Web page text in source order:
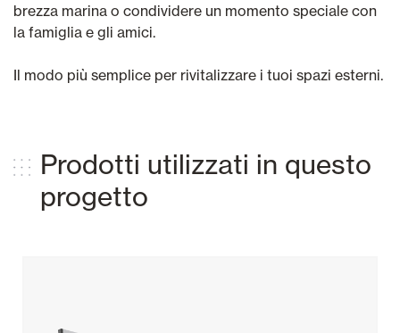
brezza marina o condividere un momento speciale con
la famiglia e gli amici.
Il modo più semplice per rivitalizzare i tuoi spazi esterni.
Prodotti utilizzati in questo
progetto